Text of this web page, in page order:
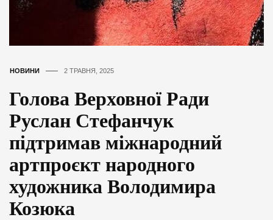
НОВИНИ 2 ТРАВНЯ, 2025
Голова Верховної Ради
Руслан Стефанчук
підтримав міжнародний
артпроєкт народного
художника Володимира
Козюка